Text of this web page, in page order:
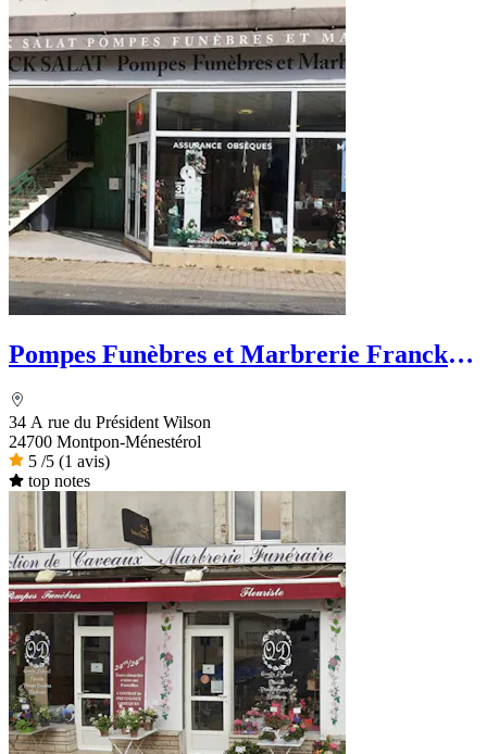
Pompes Funèbres et Marbrerie Franck
34 A rue du Président Wilson
24700 Montpon-Ménestérol
5 /5 (1 avis)
top notes